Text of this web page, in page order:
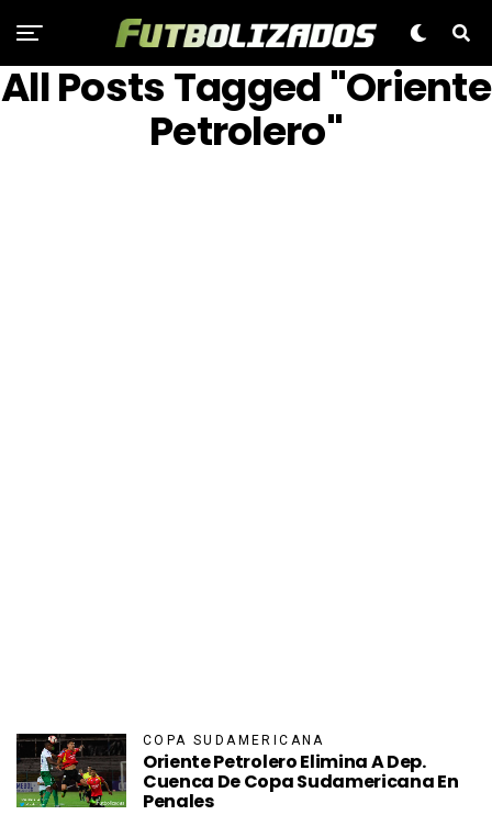
All Posts Tagged "Oriente
Petrolero"
COPA SUDAMERICANA
Oriente Petrolero Elimina A Dep.
Cuenca De Copa Sudamericana En
Penales